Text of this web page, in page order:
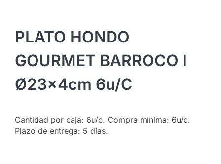
PLATO HONDO
GOURMET BARROCO I
Ø23x4cm 6u/c
Cantidad por caja: 6u/c. Compra mínima: 6u/c.
Plazo de entrega: 5 días.